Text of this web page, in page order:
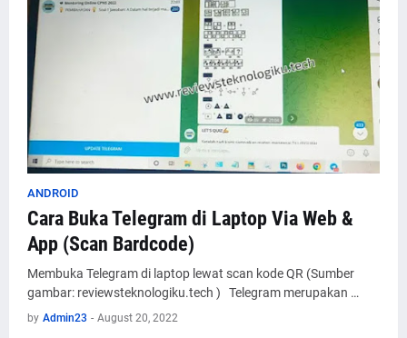
ANDROID
Cara Buka Telegram di Laptop Via Web &
App (Scan Bardcode)
Membuka Telegram di laptop lewat scan kode QR (Sumber
gambar: reviewsteknologiku.tech ) Telegram merupakan …
by Admin23 - August 20, 2022